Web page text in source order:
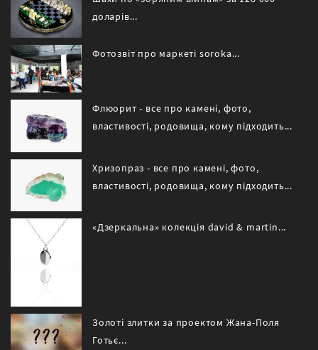
доларів...
Фотозвіт про маркеті soroka...
Флюорит - все про камені, фото,
властивості, родовища, кому підходить...
Хризопраз - все про камені, фото,
властивості, родовища, кому підходить...
«Дзеркальна» колекція david & martin...
Золоті злитки за проектом Жана-Поля
Готьє...